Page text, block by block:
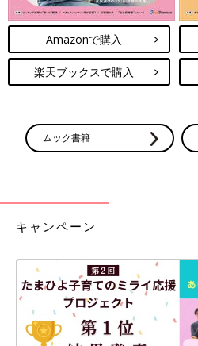
Amazonで購入
楽天ブックスで購入
ムック書籍
キャンペーン